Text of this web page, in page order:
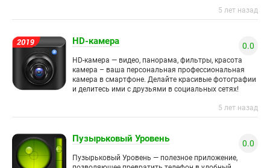
5 лет назад
HD-камера 0.0
HD-камера — видео, панорама, фильтры, красота
камера – ваша персональная профессиональная
камера в смартфоне. Делайте красивые фотографии
и делитесь ими с друзьями в социальных сетях!
5 лет назад
Пузырьковый Уровень 0.0
Пузырьковый Уровень — полезное приложение,